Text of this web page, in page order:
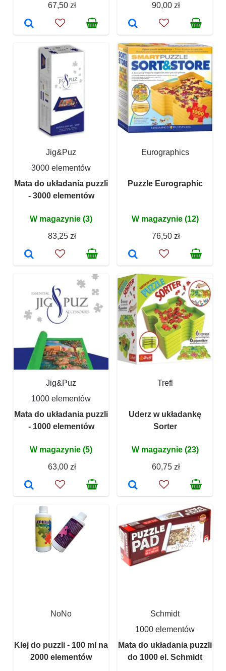
67,50 zł
90,00 zł
Jig&Puz
3000 elementów
Mata do układania puzzli
- 3000 elementów
W magazynie (3)
83,25 zł
Eurographics
Puzzle Eurographic
W magazynie (12)
76,50 zł
Jig&Puz
1000 elementów
Mata do układania puzzli
- 1000 elementów
W magazynie (5)
63,00 zł
Trefl
Uderz w układankę
Sorter
W magazynie (23)
60,75 zł
NoNo
Klej do puzzli - 100 ml na
2000 elementów
Schmidt
1000 elementów
Mata do układania puzzli
do 1000 el. Schmidt